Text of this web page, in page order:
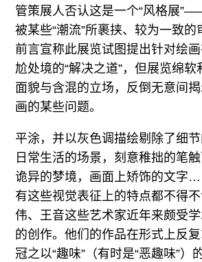
管策展人否认这是一个“风格展
被某些“潮流”所裹挟、较为一致
前言宣称此展览试图提出针对绘
尬处境的“解决之道”，但展览绵
面貌与含混的立场，反倒无意间
画的某些问题。
平涂，并以灰色调描绘剔除了细节
日常生活的场景，刻意稚拙的笔
诡异的梦境，画面上矫饰的文字
有这些视觉表征上的特点都不得
伟、王音这些艺术家近年来颇受
的创作。他们的作品在形式上反
冠之以“趣味”（有时是“恶趣味”）